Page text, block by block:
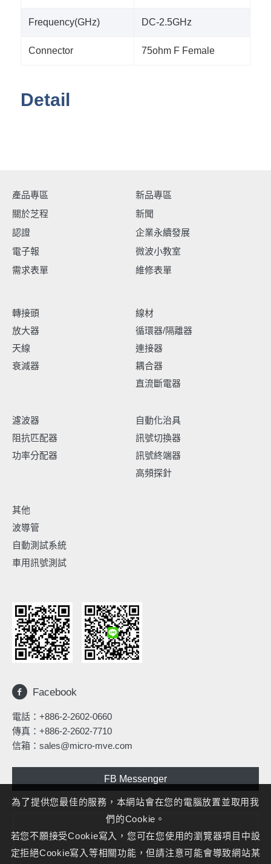
Frequency(GHz) DC-2.5GHz
Connector 75ohm F Female
Detail
產品專區
新品專區
關於芝程
新聞
認證
企業永續發展
電子報
微波小教室
需求表單
維修表單
轉接頭
放大器
天線
衰減器
線材
循環器/隔離器
連接器
耦合器
直流斷電器
濾波器
阻抗匹配器
功率分配器
自動化治具
訊號切換器
訊號終端器
高頻探針
其他
波導管
自動測試系統
車用訊號測試
Facebook
電話： +886-2-2602-0660
傳真：+886-2-2602-7710
信箱： sales@micro-mve.com
FB Messenger
為了提供您最佳的服務，本網站會在您的電腦放置並取用我
們的Cookie。
若您不願接受Cookie寫入，您可在您使用的瀏覽器項目中設
定拒絕Cookie寫入等相關功能，但請注意可能會導致網站某